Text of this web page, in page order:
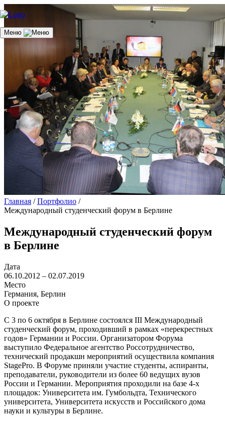
Меню
Главная / Портфолио /
Международный студенческий форум в Берлине
Международный студенческий форум
в Берлине
Дата
06.10.2012 – 02.07.2019
Место
Германия, Берлин
О проекте
C 3 по 6 октября в Берлине состоялся III Международный
студенческий форум, проходивший в рамках «перекрестных
годов» Германии и России. Организатором Форума
выступило Федеральное агентство Россотрудничество,
технический продакшн мероприятий осуществила компания
StagePro. В Форуме приняли участие студенты, аспиранты,
преподаватели, руководители из более 60 ведущих вузов
России и Германии. Мероприятия проходили на базе 4-х
площадок: Университета им. Гумбольдта, Технического
университета, Университета искусств и Российского дома
науки и культуры в Берлине.